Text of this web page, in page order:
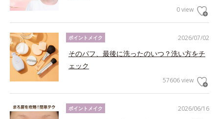
0 view
2026/07/02
ポイントメイク
そのパフ、最後に洗ったのいつ？洗い方をチ
ェック
57606 view
2026/06/16
ポイントメイク